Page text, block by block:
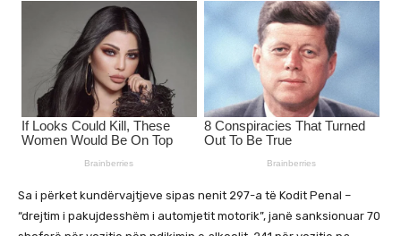
Sa i përket kundërvajtjeve sipas nenit 297-a të Kodit Penal –
“drejtim i pakujdesshëm i automjetit motorik”, janë sanksionuar 70